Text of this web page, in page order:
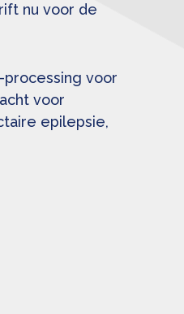
nu voor de
voor
voor
epilepsie,